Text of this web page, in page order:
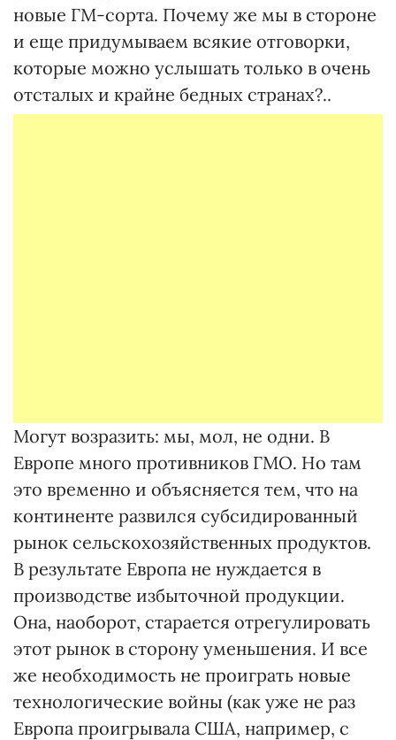
новые ГМ-сорта. Почему же мы в стороне
и еще придумываем всякие отговорки,
которые можно услышать только в очень
отсталых и крайне бедных странах?..
Могут возразить: мы, мол, не одни. В
Европе много противников ГМО. Но там
это временно и объясняется тем, что на
континенте развился субсидированный
рынок сельскохозяйственных продуктов.
В результате Европа не нуждается в
производстве избыточной продукции.
Она, наоборот, старается отрегулировать
этот рынок в сторону уменьшения. И все
же необходимость не проиграть новые
технологические войны (как уже не раз
Европа проигрывала США, например, с